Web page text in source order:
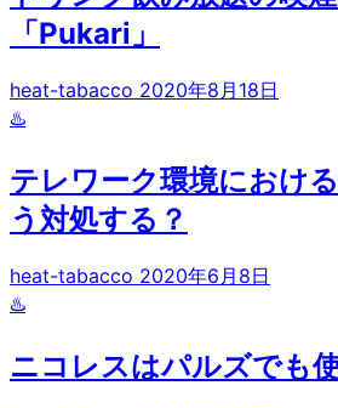
「Pukari」
heat-tabacco 2020年8月18日
♨️
テレワーク環境におけ
う対処する？
heat-tabacco 2020年6月8日
♨️
ニコレスはパルズでも